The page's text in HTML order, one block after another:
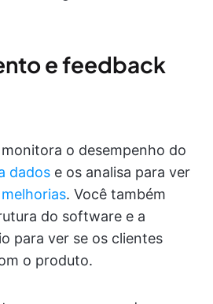
e feedback
o desempenho do
dados e os analisa para ver
. Você também
do software e a
para ver se os clientes
o produto.